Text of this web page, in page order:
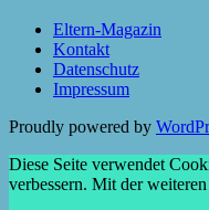
Eltern-Magazin
Kontakt
Datenschutz
Impressum
Proudly powered by
Diese Seite verwendet
verbessern. Mit der